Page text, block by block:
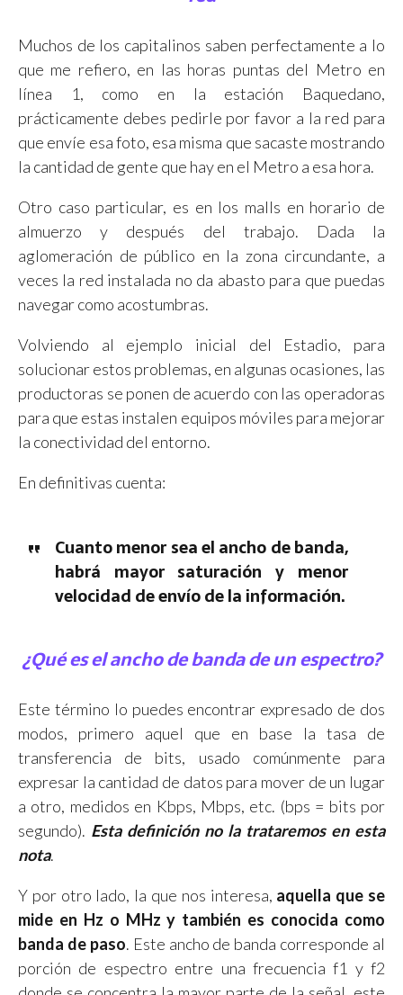
Muchos de los capitalinos saben perfectamente a lo
que me refiero, en las horas puntas del Metro en
línea 1, como en la estación Baquedano,
prácticamente debes pedirle por favor a la red para
que envíe esa foto, esa misma que sacaste mostrando
la cantidad de gente que hay en el Metro a esa hora.
Otro caso particular, es en los malls en horario de
almuerzo y después del trabajo. Dada la
aglomeración de público en la zona circundante, a
veces la red instalada no da abasto para que puedas
navegar como acostumbras.
Volviendo al ejemplo inicial del Estadio, para
solucionar estos problemas, en algunas ocasiones, las
productoras se ponen de acuerdo con las operadoras
para que estas instalen equipos móviles para mejorar
la conectividad del entorno.
En definitivas cuenta:
Cuanto menor sea el ancho de banda,
habrá mayor saturación y menor
velocidad de envío de la información.
¿Qué es el ancho de banda de un espectro?
Este término lo puedes encontrar expresado de dos
modos, primero aquel que en base la tasa de
transferencia de bits, usado comúnmente para
expresar la cantidad de datos para mover de un lugar
a otro, medidos en Kbps, Mbps, etc. (bps = bits por
segundo). Esta definición no la trataremos en esta
nota.
Y por otro lado, la que nos interesa, aquella que se
mide en Hz o MHz y también es conocida como
banda de paso. Este ancho de banda corresponde al
porción de espectro entre una frecuencia f1 y f2